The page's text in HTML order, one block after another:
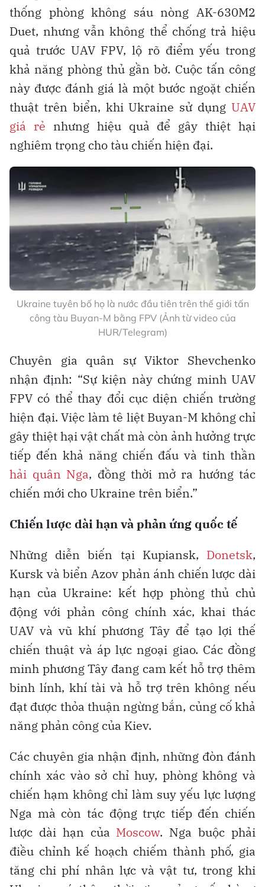
thống phòng không sáu nòng AK-630M2
Duet, nhưng vẫn không thể chống trả hiệu
quả trước UAV FPV, lộ rõ điểm yếu trong
khả năng phòng thủ gần bờ. Cuộc tấn công
này được đánh giá là một bước ngoặt chiến
thuật trên biển, khi Ukraine sử dụng UAV
giá rẻ nhưng hiệu quả để gây thiệt hại
nghiêm trọng cho tàu chiến hiện đại.
Ukraine tuyên bố họ là nước đầu tiên trên thế giới tấn
công tàu Buyan-M bằng FPV (Ảnh từ video của
HUR/Telegram)
Chuyên gia quân sự Viktor Shevchenko
nhận định: “Sự kiện này chứng minh UAV
FPV có thể thay đổi cục diện chiến trường
hiện đại. Việc làm tê liệt Buyan-M không chỉ
gây thiệt hại vật chất mà còn ảnh hưởng trực
tiếp đến khả năng chiến đấu và tinh thần
hải quân Nga, đồng thời mở ra hướng tác
chiến mới cho Ukraine trên biển.”
Chiến lược dài hạn và phản ứng quốc tế
Những diễn biến tại Kupiansk, Donetsk,
Kursk và biển Azov phản ánh chiến lược dài
hạn của Ukraine: kết hợp phòng thủ chủ
động với phản công chính xác, khai thác
UAV và vũ khí phương Tây để tạo lợi thế
chiến thuật và áp lực ngoại giao. Các đồng
minh phương Tây đang cam kết hỗ trợ thêm
binh lính, khí tài và hỗ trợ trên không nếu
đạt được thỏa thuận ngừng bắn, củng cố khả
năng phản công của Kiev.
Các chuyên gia nhận định, những đòn đánh
chính xác vào sở chỉ huy, phòng không và
chiến hạm không chỉ làm suy yếu lực lượng
Nga mà còn tác động trực tiếp đến chiến
lược dài hạn của Moscow. Nga buộc phải
điều chỉnh kế hoạch chiếm thành phố, gia
tăng chi phí nhân lực và vật tư, trong khi